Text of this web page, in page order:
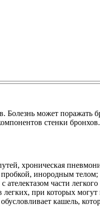
Болезнь может поражать
стенки бронхов.
хроническая
пробкой, инородным
части
при которых
кашель,